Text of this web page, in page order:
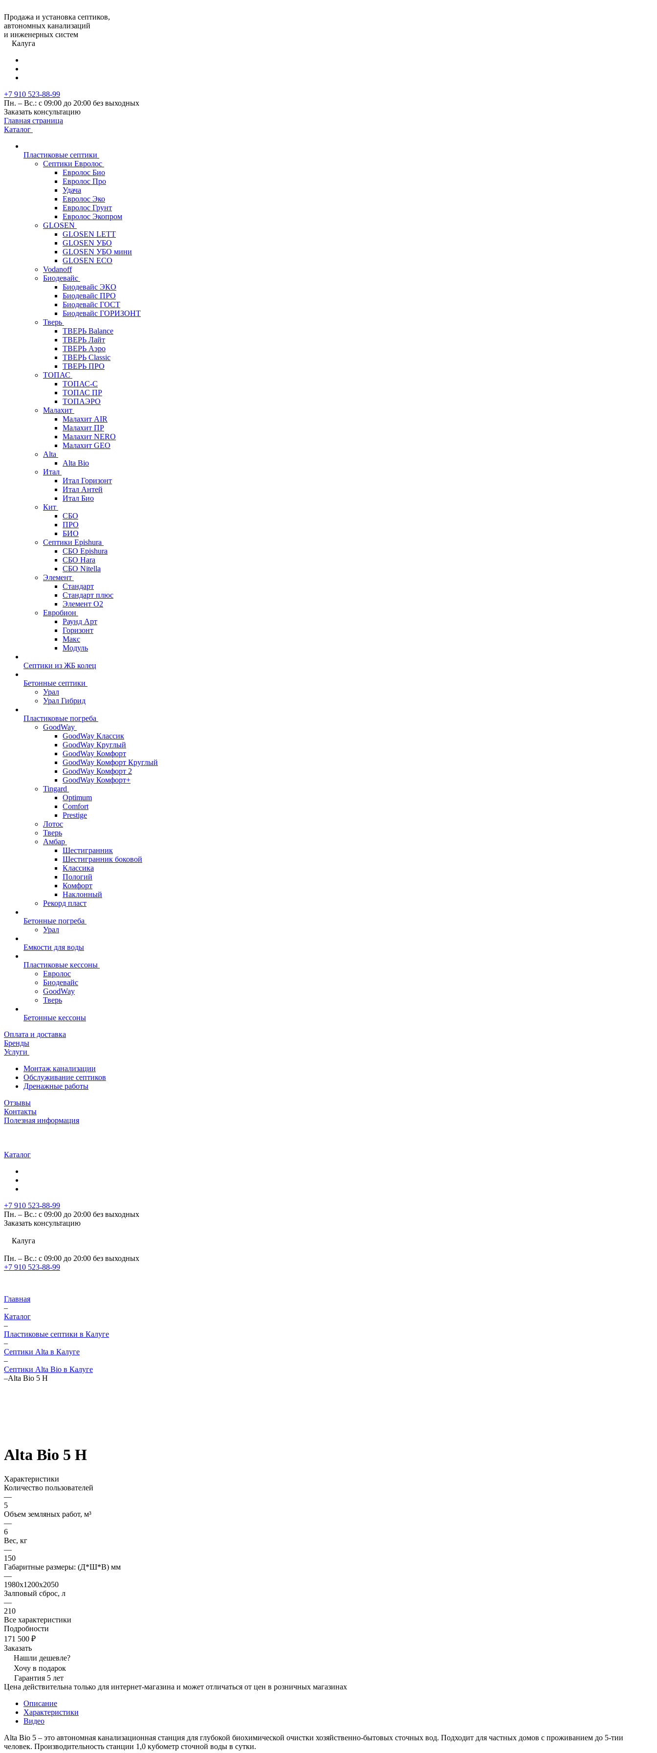
Продажа и установка септиков,
автономных канализаций
и инженерных систем
Калуга
+7 910 523-88-99
Пн. – Вс.: с 09:00 до 20:00 без выходных
Заказать консультацию
Главная страница
Каталог
Пластиковые септики
Септики Евролос
Евролос Био
Евролос Про
Удача
Евролос Эко
Евролос Грунт
Евролос Экопром
GLOSEN
GLOSEN LETT
GLOSEN УБО
GLOSEN УБО мини
GLOSEN ECO
Vodanoff
Биодевайс
Биодевайс ЭКО
Биодевайс ПРО
Биодевайс ГОСТ
Биодевайс ГОРИЗОНТ
Тверь
ТВЕРЬ Balance
ТВЕРЬ Лайт
ТВЕРЬ Аэро
ТВЕРЬ Classic
ТВЕРЬ ПРО
ТОПАС
ТОПАС-С
ТОПАС ПР
ТОПАЭРО
Малахит
Малахит AIR
Малахит ПР
Малахит NERO
Малахит GEO
Alta
Alta Bio
Итал
Итал Горизонт
Итал Антей
Итал Био
Кит
СБО
ПРО
БИО
Септики Epishura
СБО Epishura
СБО Hara
СБО Nitella
Элемент
Стандарт
Стандарт плюс
Элемент О2
Евробион
Раунд Арт
Горизонт
Макс
Модуль
Септики из ЖБ колец
Бетонные септики
Урал
Урал Гибрид
Пластиковые погреба
GoodWay
GoodWay Классик
GoodWay Круглый
GoodWay Комфорт
GoodWay Комфорт Круглый
GoodWay Комфорт 2
GoodWay Комфорт+
Tingard
Optimum
Comfort
Prestige
Лотос
Тверь
Амбар
Шестигранник
Шестигранник боковой
Классика
Пологий
Комфорт
Наклонный
Рекорд пласт
Бетонные погреба
Урал
Емкости для воды
Пластиковые кессоны
Евролос
Биодевайс
GoodWay
Тверь
Бетонные кессоны
Оплата и доставка
Бренды
Услуги
Монтаж канализации
Обслуживание септиков
Дренажные работы
Отзывы
Контакты
Полезная информация
Каталог
+7 910 523-88-99
Пн. – Вс.: с 09:00 до 20:00 без выходных
Заказать консультацию
Калуга
Пн. – Вс.: с 09:00 до 20:00 без выходных
+7 910 523-88-99
Главная
–
Каталог
–
Пластиковые септики в Калуге
–
Септики Alta в Калуге
–
Септики Alta Bio в Калуге
–Alta Bio 5 Н
Alta Bio 5 Н
Характеристики
Количество пользователей
—
5
Объем земляных работ, м³
—
6
Вес, кг
—
150
Габаритные размеры: (Д*Ш*В) мм
—
1980х1200х2050
Залповый сброс, л
—
210
Все характеристики
Подробности
171 500 ₽
Заказать
Нашли дешевле?
Хочу в подарок
Гарантия 5 лет
Цена действительна только для интернет-магазина и может отличаться от цен в розничных магазинах
Описание
Характеристики
Видео
Alta Bio 5 – это автономная канализационная станция для глубокой биохимической очистки хозяйственно-бытовых сточных вод. Подходит для частных домов с проживанием до 5-тии
человек. Производительность станции 1,0 кубометр сточной воды в сутки.